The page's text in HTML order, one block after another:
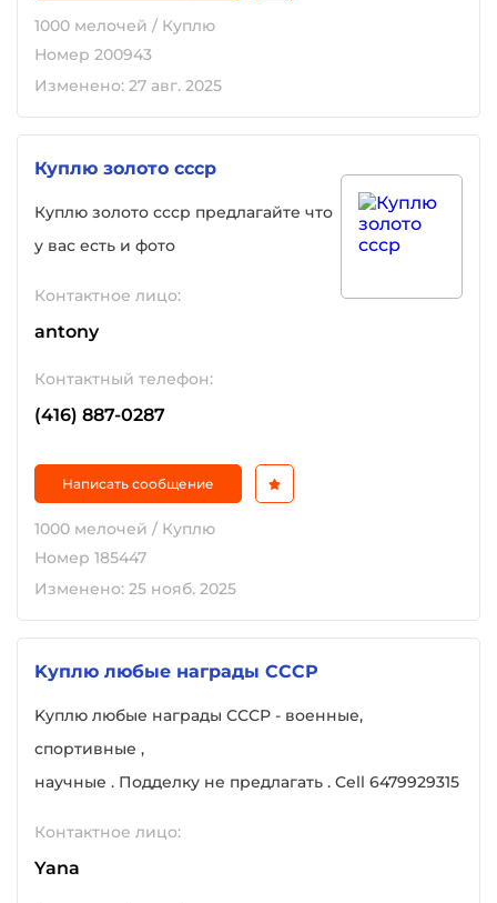
1000 мелочей / Куплю
Номер 200943
Изменено: 27 авг. 2025
Куплю золото ссср
Куплю золото ссср предлагайте что
у вас есть и фото
Контактное лицо:
antony
Контактный телефон:
(416) 887-0287
Написать сообщение
1000 мелочей / Куплю
Номер 185447
Изменено: 25 нояб. 2025
Kуплю любые награды СССР
Kуплю любые награды СССР - военные,
спортивные ,
научные . Подделку не предлагать . Cell 6479929315
Контактное лицо:
Yana